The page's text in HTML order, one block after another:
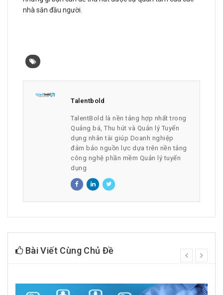
nhà săn đầu người.
Talentbold
TalentBold là nền tảng hợp nhất trong
Quảng bá, Thu hút và Quản lý Tuyển
dụng nhân tài giúp Doanh nghiệp
đảm bảo nguồn lực dựa trên nền tảng
công nghệ phần mềm Quản lý tuyển
dụng
Bài Viết Cùng Chủ Đề
prev